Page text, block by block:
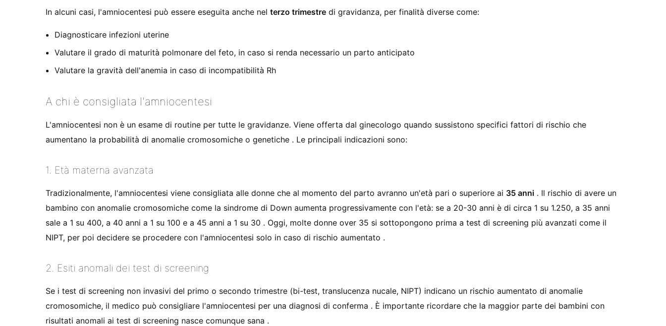
In alcuni casi, l'amniocentesi può essere eseguita anche nel terzo trimestre di gravidanza, per finalità diverse come:
Diagnosticare infezioni uterine
Valutare il grado di maturità polmonare del feto, in caso si renda necessario un parto anticipato
Valutare la gravità dell'anemia in caso di incompatibilità Rh
A chi è consigliata l'amniocentesi
L'amniocentesi non è un esame di routine per tutte le gravidanze. Viene offerta dal ginecologo quando sussistono specifici fattori di rischio che
aumentano la probabilità di anomalie cromosomiche o genetiche . Le principali indicazioni sono:
1. Età materna avanzata
Tradizionalmente, l'amniocentesi viene consigliata alle donne che al momento del parto avranno un'età pari o superiore ai 35 anni . Il rischio di avere un
bambino con anomalie cromosomiche come la sindrome di Down aumenta progressivamente con l'età: se a 20-30 anni è di circa 1 su 1.250, a 35 anni
sale a 1 su 400, a 40 anni a 1 su 100 e a 45 anni a 1 su 30 . Oggi, molte donne over 35 si sottopongono prima a test di screening più avanzati come il
NIPT, per poi decidere se procedere con l'amniocentesi solo in caso di rischio aumentato .
2. Esiti anomali dei test di screening
Se i test di screening non invasivi del primo o secondo trimestre (bi-test, translucenza nucale, NIPT) indicano un rischio aumentato di anomalie
cromosomiche, il medico può consigliare l'amniocentesi per una diagnosi di conferma . È importante ricordare che la maggior parte dei bambini con
risultati anomali ai test di screening nasce comunque sana .